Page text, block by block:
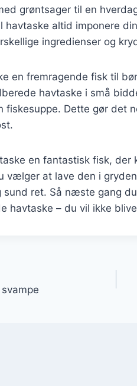
grøntsager til en
havtaske altid imponere
ingredienser og
en fremragende fisk til
havtaske i små
fiskesuppe. Dette gør det
en fantastisk fisk, der
vælger at lave den i
ret. Så næste gang
havtaske – du vil ikke